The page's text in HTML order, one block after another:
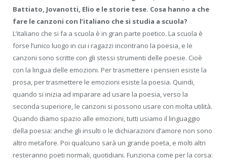
Battiato, Jovanotti, Elio e le storie tese. Cosa hanno a che
fare le canzoni con l’italiano che si studia a scuola?
L’italiano che si fa a scuola è in gran parte poetico. La scuola è
forse l’unico luogo in cui i ragazzi incontrano la poesia, e le
canzoni sono scritte con gli stessi strumenti delle poesie. Cioè
con la lingua delle emozioni. Per trasmettere i pensieri esiste la
prosa, per trasmettere le emozioni esiste la poesia. Quindi,
quando si inizia ad imparare ad usare la poesia, verso la
seconda superiore, le canzoni si possono usare con molta utilità.
Quando diamo spazio alle emozioni, tutti usiamo il linguaggio
della poesia: anche gli insulti o le dichiarazioni d’amore non sono
altro metafore. Poi qualcuno sarà un grande poeta, e molti altri
resteranno poeti normali, quotidiani. Funziona come per la corsa: